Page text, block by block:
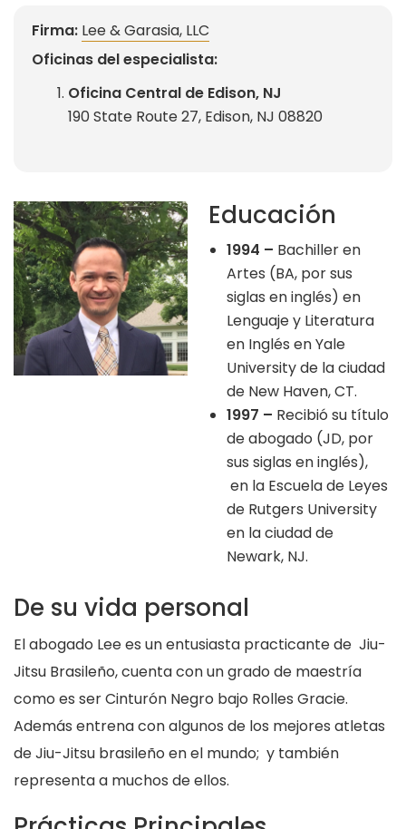
Firma: Lee & Garasia, LLC
Oficinas del especialista:
Oficina Central de Edison, NJ
190 State Route 27, Edison, NJ 08820
Educación
1994 – Bachiller en
Artes (BA, por sus
siglas en inglés) en
Lenguaje y Literatura
en Inglés en Yale
University de la ciudad
de New Haven, CT.
1997 – Recibió su título
de abogado (JD, por
sus siglas en inglés),
en la Escuela de Leyes
de Rutgers University
en la ciudad de
Newark, NJ.
De su vida personal
El abogado Lee es un entusiasta practicante de Jiu-
Jitsu Brasileño, cuenta con un grado de maestría
como es ser Cinturón Negro bajo Rolles Gracie.
Además entrena con algunos de los mejores atletas
de Jiu-Jitsu brasileño en el mundo; y también
representa a muchos de ellos.